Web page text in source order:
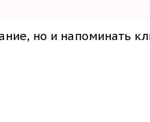
но и напоминать